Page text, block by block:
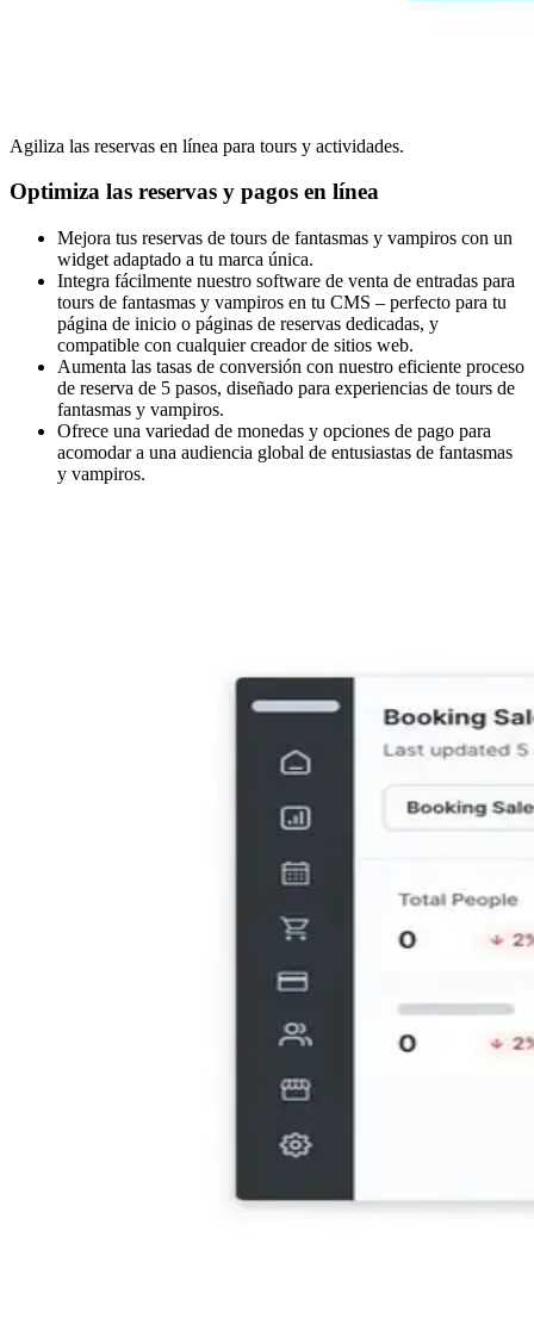
Agiliza las reservas en línea para tours y actividades.
Optimiza las reservas y pagos en línea
Mejora tus reservas de tours de fantasmas y vampiros con un
widget adaptado a tu marca única.
Integra fácilmente nuestro software de venta de entradas para
tours de fantasmas y vampiros en tu CMS – perfecto para tu
página de inicio o páginas de reservas dedicadas, y
compatible con cualquier creador de sitios web.
Aumenta las tasas de conversión con nuestro eficiente proceso
de reserva de 5 pasos, diseñado para experiencias de tours de
fantasmas y vampiros.
Ofrece una variedad de monedas y opciones de pago para
acomodar a una audiencia global de entusiastas de fantasmas
y vampiros.